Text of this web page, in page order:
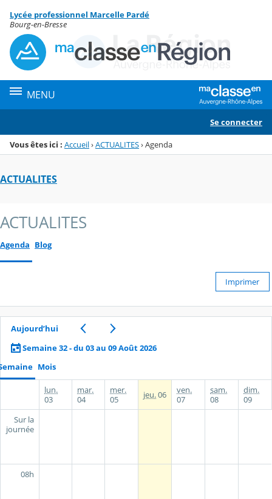
Menu de la rubrique
Contenu
Lycée professionnel Marcelle Pardé
Bourg-en-Bresse
MENU
Se connecter
Vous êtes ici : Accueil›ACTUALITES›Agenda
ACTUALITES
ACTUALITES
Agenda Blog
Imprimer
Aujourd’hui
Semaine 32 - du 03 au 09 Août 2026
Mois
lun.
03
mar.
04
mer.
05
jeu.06
ven.
07
sam.
08
dim.
09
Sur la
journée
08h